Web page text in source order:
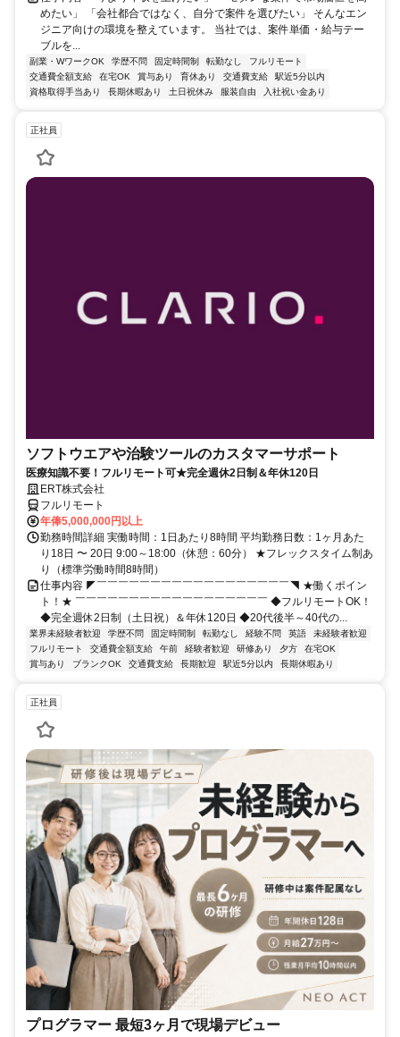
めたい」 「会社都合ではなく、自分で案件を選びたい」 そんなエン
ジニア向けの環境を整えています。 当社では、案件単価・給与テー
ブルを...
副業・WワークOK 学歴不問 固定時間制 転勤なし
フルリモート
交通費全額支給
在宅OK 賞与あり 育休あり 交通費支給
駅近5分以内
資格取得手当あり
長期休暇あり 土日祝休み 服装自由 入社祝い金あり
正社員
ソフトウエアや治験ツールのカスタマーサポート
医療知識不要！フルリモート可★完全週休2日制＆年休120日
ERT株式会社
フルリモート
年俸5,000,000円以上
勤務時間詳細 実働時間：1日あたり8時間 平均勤務日数：1ヶ月あた
り18日 〜 20日 9:00～18:00（休憩：60分） ★フレックスタイム制あ
り（標準労働時間8時間）
仕事内容 ◤￣￣￣￣￣￣￣￣￣￣￣￣￣￣￣￣￣￣◥ ★働くポイン
ト！★ ￣￣￣￣￣￣￣￣￣￣￣￣￣￣￣￣￣￣ ◆フルリモートOK！
◆完全週休2日制（土日祝）＆年休120日 ◆20代後半～40代の...
業界未経験者歓迎 学歴不問 固定時間制 転勤なし 経験不問 英語
未経験者歓迎
フルリモート
交通費全額支給 午前 経験者歓迎 研修あり 夕方
在宅OK
賞与あり
ブランクOK 交通費支給 長期歓迎 駅近5分以内 長期休暇あり
正社員
プログラマー 最短3ヶ月で現場デビュー